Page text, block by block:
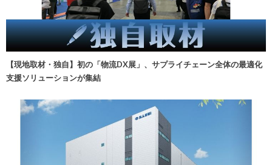
【現地取材・独自】初の「物流DX展」、サプライチェーン全体の最適化
支援ソリューションが集結